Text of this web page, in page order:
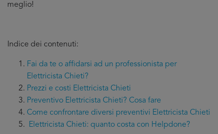
meglio!
Indice dei contenuti:
Fai da te o affidarsi ad un professionista per
Elettricista Chieti?
Prezzi e costi Elettricista Chieti
Preventivo Elettricista Chieti? Cosa fare
Come confrontare diversi preventivi Elettricista Chieti
Elettricista Chieti: quanto costa con Helpdone?